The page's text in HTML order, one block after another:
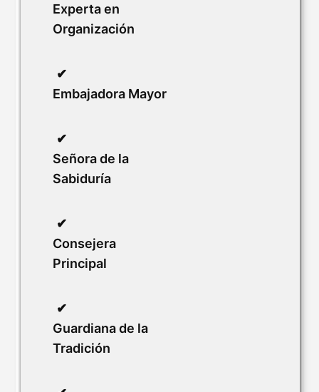
Experta en
Organización
Embajadora Mayor
Señora de la
Sabiduría
Consejera
Principal
Guardiana de la
Tradición